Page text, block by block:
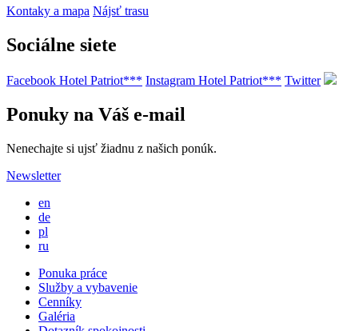
Kontaky a mapa Nájsť trasu
Sociálne siete
Facebook Hotel Patriot*** Instagram Hotel Patriot*** Twitter
Ponuky na Váš e-mail
Nenechajte si ujsť žiadnu z našich ponúk.
Newsletter
en
de
pl
ru
Ponuka práce
Služby a vybavenie
Cenníky
Galéria